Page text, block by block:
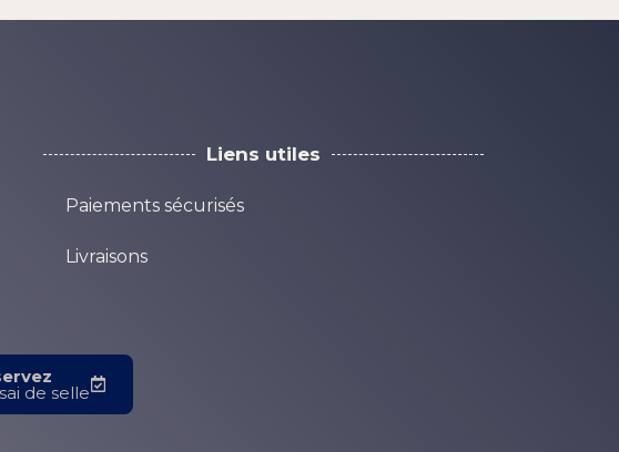
Liens utiles
Paiements sécurisés
Livraisons
de selle